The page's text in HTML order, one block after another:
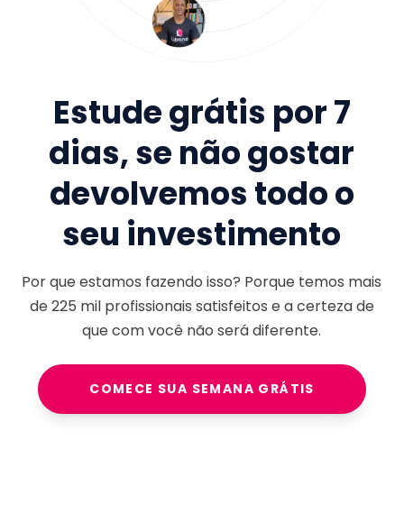
Estude grátis por 7
dias, se não gostar
devolvemos todo o
seu investimento
Por que estamos fazendo isso? Porque temos mais
de225 milprofissionais satisfeitos e a certeza de
que com você não será diferente.
COMECE SUA SEMANA GRÁTIS